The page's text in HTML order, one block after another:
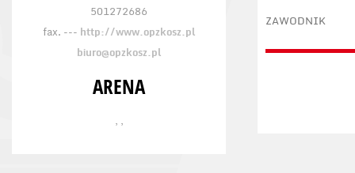
501272686
fax. --- http://www.opzkosz.pl
biuro@opzkosz.pl
ARENA
, ,
ZAWODNIK